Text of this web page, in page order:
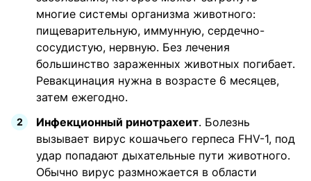
многие системы организма животного:
пищеварительную, иммунную, сердечно-
сосудистую, нервную. Без лечения
большинство зараженных животных погибает.
Ревакцинация нужна в возрасте 6 месяцев,
затем ежегодно.
Инфекционный ринотрахеит. Болезнь
вызывает вирус кошачьего герпеса FHV-1, под
удар попадают дыхательные пути животного.
Обычно вирус размножается в области